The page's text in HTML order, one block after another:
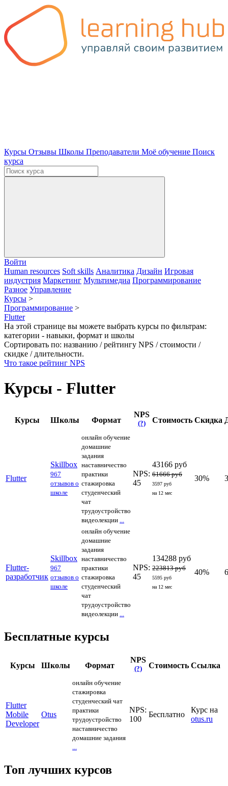
Курсы Отзывы Школы Преподаватели Моё обучение Поиск
курса
Войти
Human resources Soft skills Аналитика Дизайн Игровая
индустрия Маркетинг Мультимедиа Программирование
Разное Управление
Курсы >
Программирование >
Flutter
На этой странице вы можете выбрать курсы по фильтрам:
категории - навыки, формат и школы
Сортировать по: названию / рейтингу NPS / стоимости /
скидке / длительности.
Что такое рейтинг NPS
Курсы - Flutter
Курсы Школы Формат
NPS
(?) Стоимость Скидка
Flutter
Skillbox
967
отзывов о
школе
онлайн обучение
домашние
задания
наставничество
практики
стажировка
студенческий
чат
трудоустройство
видеолекции ...
NPS:
45
43166 руб
61666 руб
3597 руб
на 12 мес
30%
Flutter-
разработчик
Skillbox
967
отзывов о
школе
онлайн обучение
домашние
задания
наставничество
практики
стажировка
студенческий
чат
трудоустройство
видеолекции ...
NPS:
45
134288 руб
223813 руб
5595 руб
на 12 мес
40%
Бесплатные курсы
Курсы Школы Формат
NPS
(?) Стоимость Ссылка
Flutter
Mobile
Developer
Otus
онлайн обучение
стажировка
студенческий чат
практики
трудоустройство
наставничество
домашние задания
NPS:
100
Бесплатно
Курс на
otus.ru
Топ лучших курсов